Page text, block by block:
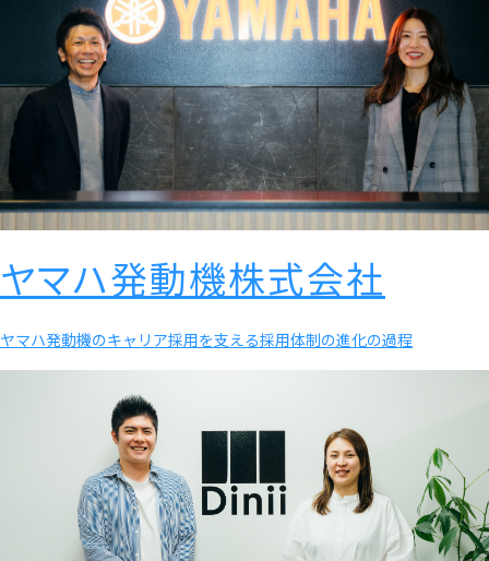
ヤマハ発動機株式会社
ヤマハ発動機のキャリア採用を支える採用体制の進化の過程